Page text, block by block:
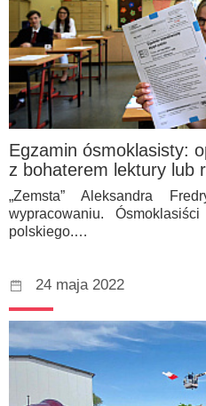
Egzamin ósmoklasisty:
z bohaterem lektury lub
„Zemsta” Aleksandra
wypracowaniu.
polskiego.…
24 maja 2022